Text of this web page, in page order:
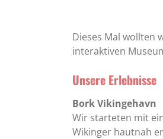
Dieses Mal wollten
interaktiven
Unsere Erlebnisse
Bork Vikingehavn
Wir starteten mit
Wikinger hautnah